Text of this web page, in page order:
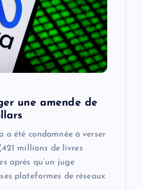
une amende de
a été condamnée à verser
millions de livres
après qu’un juge
plateformes de réseaux